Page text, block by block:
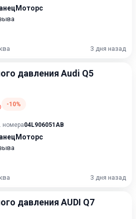
3 дня назад
давления Audi Q5
-10%
номера04L906051AB
3 дня назад
давления AUDI Q7